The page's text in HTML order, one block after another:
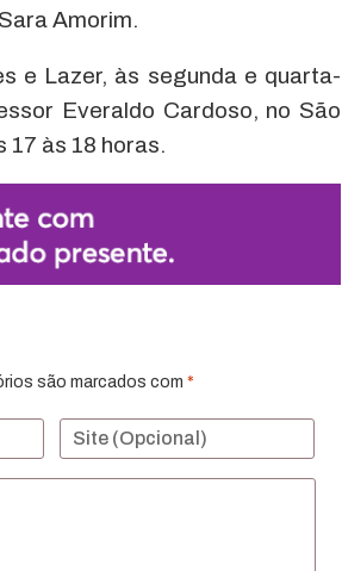
Amorim.
e Lazer, às segunda e quarta-
Everaldo Cardoso, no São
às 18 horas.
são marcados com *